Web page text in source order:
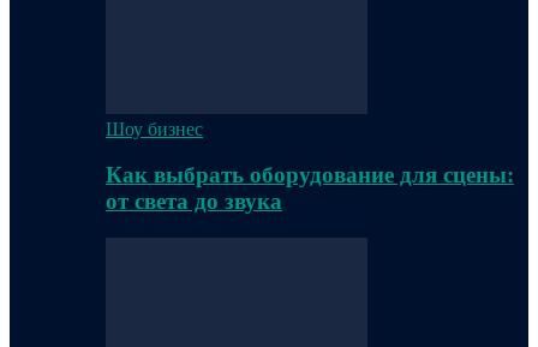
Шоу бизнес
Как выбрать оборудование для сцены:
от света до звука